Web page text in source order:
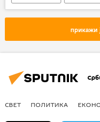
Грчка
Немачка
прикажи
СВЕТ ПОЛИТИКА